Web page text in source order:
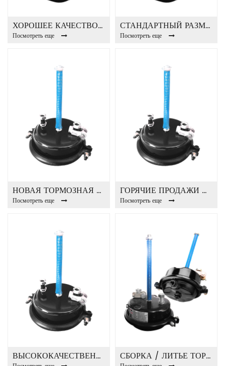
ХОРОШЕЕ КАЧЕСТВО ДЛЯ АВТОБУСНЫХ ПРИЦЕПОВ ТОРМОЗНАЯ КАМЕРА Т24
Посмотреть еще
СТАНДАРТНЫЙ РАЗМЕР ОРИГИНАЛЬНАЯ ТОРМОЗНАЯ КАМЕРА T20
Посмотреть еще
НОВАЯ ТОРМОЗНАЯ КАМЕРА ДИЗАЙНА T24
Посмотреть еще
ГОРЯЧИЕ ПРОДАЖИ АВТОЗАПЧАСТИ Т30 ТОРМОЗНАЯ КАМЕРА
Посмотреть еще
ВЫСОКОКАЧЕСТВЕННАЯ ПРОЧНАЯ ТЯЖЕЛАЯ АВТОБУСНАЯ ТОРМОЗНАЯ КАМЕРА T20 СБОРКА / ЛИТЬЕ ТОРМОЗНАЯ КАМЕРА T24